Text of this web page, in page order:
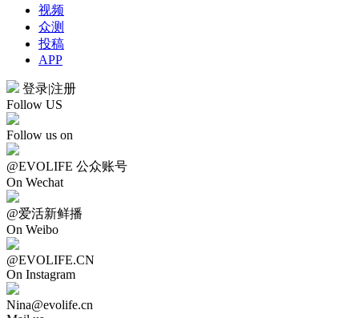
视频
众测
投稿
APP
登录|注册
Follow US
Follow us on
@EVOLIFE 公众账号
On Wechat
@爱活新鲜播
On Weibo
@EVOLIFE.CN
On Instagram
Nina@evolife.cn